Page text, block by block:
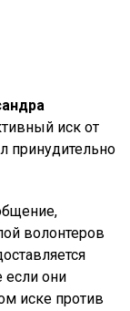
иск от
принудительно
волонтеров
если они
иске против